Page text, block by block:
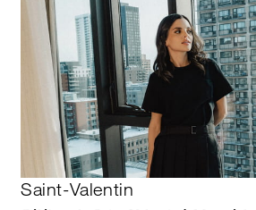
Saint-Valentin